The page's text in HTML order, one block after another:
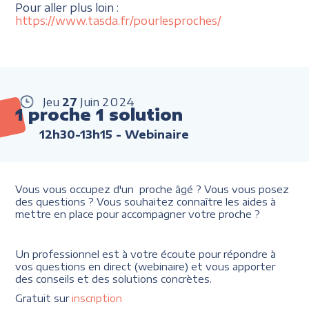
Pour aller plus loin :
https://www.tasda.fr/pourlesproches/
Jeu 27 Juin 2024
1 proche 1 solution
12h30-13h15 - Webinaire
Vous vous occupez d'un proche âgé ? Vous vous posez
des questions ? Vous souhaitez connaître les aides à
mettre en place pour accompagner votre proche ?
Un professionnel est à votre écoute pour répondre à
vos questions en direct (webinaire) et vous apporter
des conseils et des solutions concrètes.
Gratuit surinscription